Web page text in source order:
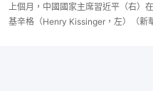
上個月，中國國家主席習近平（右）
基辛格（Henry Kissinger，左）（新